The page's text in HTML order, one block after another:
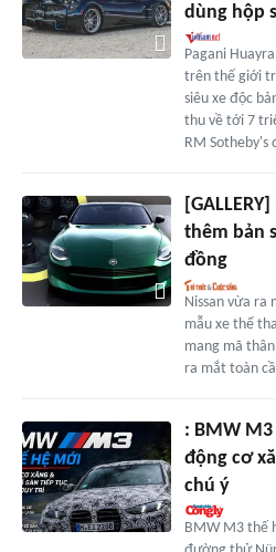
dùng hộp
Pagani
trên thế giới
siêu xe độc
thu về tới 7
RM
thêm bản
đồng
Nissan vừa ra
mẫu xe thể
mang mã
ra mắt toàn
: BMW
động cơ
chú ý
BMW M3 thế